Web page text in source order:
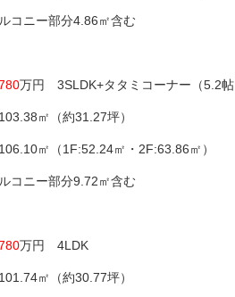
コニー部分4.86㎡含む
万円 3SLDK+タタミコーナー（5.2
㎡（約31.27坪）
㎡（1F:52.24㎡・2F:63.86㎡）
コニー部分9.72㎡含む
万円 4LDK
㎡（約30.77坪）